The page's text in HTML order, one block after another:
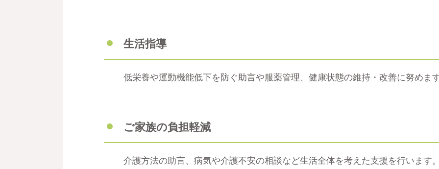
生活指導
低栄養や運動機能低下を防ぐ助言や服薬管理、健康状態の維持・改善に努めま
ご家族の負担軽減
介護方法の助言、病気や介護不安の相談など生活全体を考えた支援を行います